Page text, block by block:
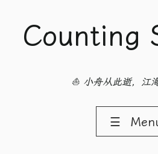
Counting
⛵ 小舟从此逝，江
☰